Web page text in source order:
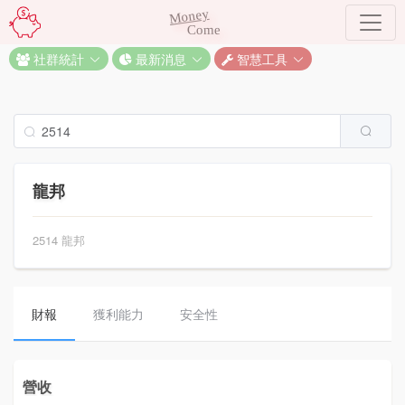
Money
Come
社群統計 最新消息 智慧工具
龍邦
2514 龍邦
財報 獲利能力 安全性
營收